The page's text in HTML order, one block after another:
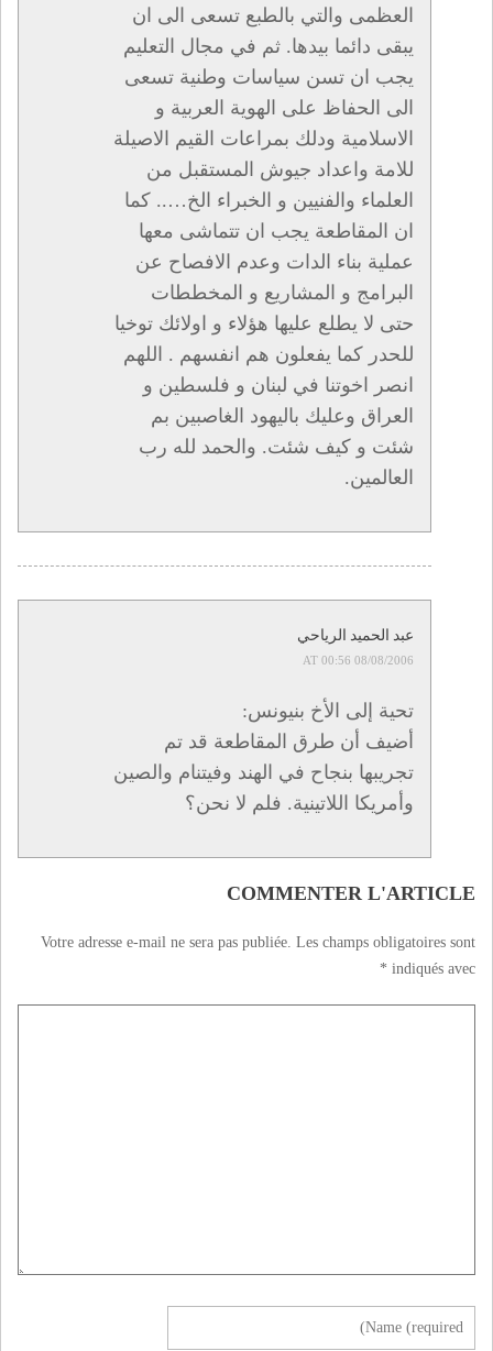
العظمى والتي بالطبع تسعى الى ان
يبقى دائما بيدها. ثم في مجال التعليم
يجب ان تسن سياسات وطنية تسعى
الى الحفاظ على الهوية العربية و
الاسلامية ودلك بمراعات القيم الاصيلة
للامة واعداد جيوش المستقبل من
العلماء والفنيين و الخبراء الخ….. كما
ان المقاطعة يجب ان تتماشى معها
عملية بناء الدات وعدم الافصاح عن
البرامج و المشاريع و المخططات
حتى لا يطلع عليها هؤلاء و اولائك توخيا
للحدر كما يفعلون هم انفسهم . اللهم
انصر اخوتنا في لبنان و فلسطين و
العراق وعليك باليهود الغاصبين بم
شئت و كيف شئت. والحمد لله رب
العالمين.
عبد الحميد الرياحي
08/08/2006 AT 00:56
تحية إلى الأخ بنيونس:
أضيف أن طرق المقاطعة قد تم
تجريبها بنجاح في الهند وفيتنام والصين
وأمريكا اللاتينية. فلم لا نحن؟
COMMENTER L'ARTICLE
Votre adresse e-mail ne sera pas publiée. Les champs obligatoires sont
indiqués avec
*